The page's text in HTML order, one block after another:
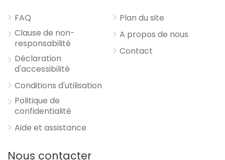
FAQ
Clause de non-
responsabilité
Déclaration
d'accessibilité
Conditions d'utilisation
Politique de
confidentialité
Aide et assistance
Plan du site
A propos de nous
Contact
Nous contacter